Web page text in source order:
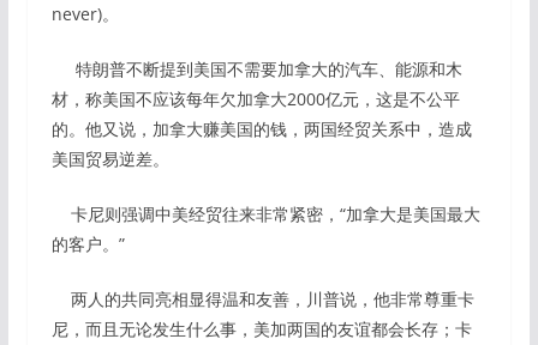
never)。
特朗普不断提到美国不需要加拿大的汽车、能源和木
材，称美国不应该每年欠加拿大2000亿元，这是不公平
的。他又说，加拿大赚美国的钱，两国经贸关系中，造成
美国贸易逆差。
卡尼则强调中美经贸往来非常紧密，“加拿大是美国最大
的客户。”
两人的共同亮相显得温和友善，川普说，他非常尊重卡
尼，而且无论发生什么事，美加两国的友谊都会长存；卡